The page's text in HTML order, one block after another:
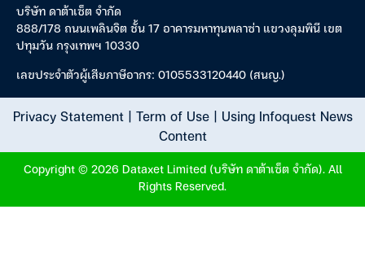
บริษัท ดาต้าเซ็ต จำกัด
888/178 ถนนเพลินจิต ชั้น 17 อาคารมหาทุนพลาซ่า แขวงลุมพินี เขต
ปทุมวัน กรุงเทพฯ 10330
เลขประจำตัวผู้เสียภาษีอากร: 0105533120440 (สนญ.)
Privacy Statement| Term of Use| Using Infoquest News
Content
Copyright © 2026 Dataxet Limited (บริษัท ดาต้าเซ็ต จำกัด). All
Rights Reserved.